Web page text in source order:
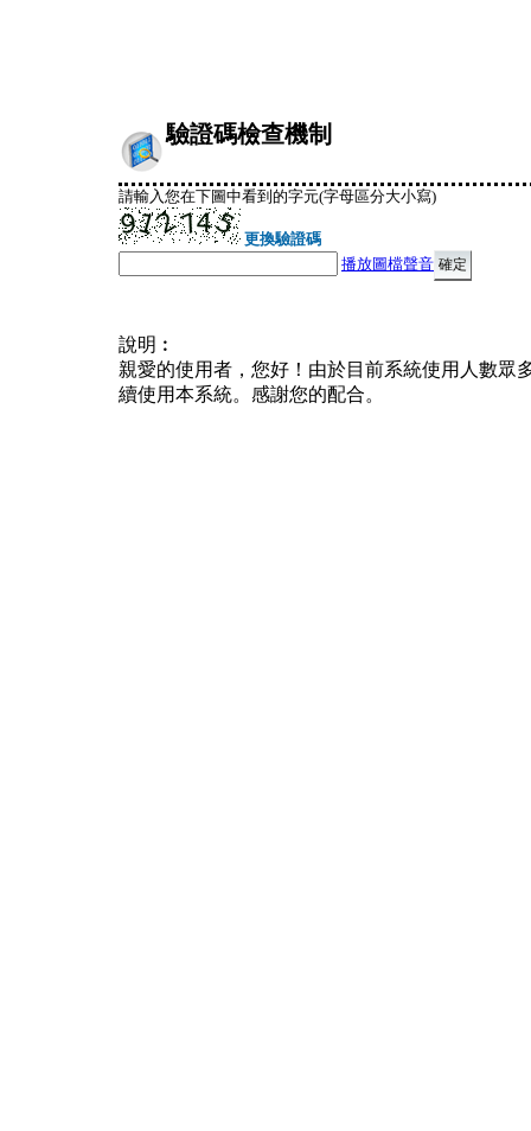
驗證碼檢查機制
請輸入您在下圖中看到的字元(字母區分大小寫)
更換驗證碼
播放圖檔聲音
說明︰
親愛的使用者，您好！由於目前系統使用人數眾
續使用本系統。感謝您的配合。